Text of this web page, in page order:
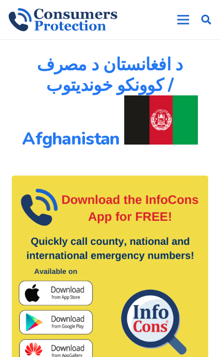
د افغانستان د مصرف
کوونکو خوندیتوب /
Afghanistan